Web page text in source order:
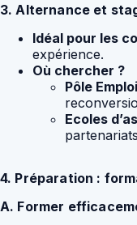
3. Alternance et
Idéal pour les
expérience.
Où chercher ?
Pôle Emploi
Ecoles
4. Préparation :
A. Former